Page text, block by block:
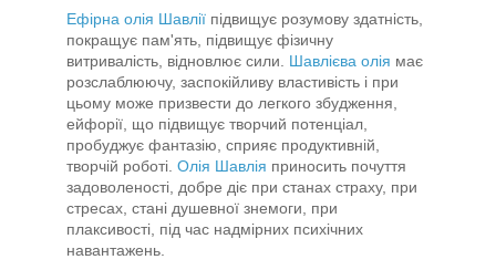
Ефірна олія Шавлії підвищує розумову здатність,
покращує пам'ять, підвищує фізичну
витривалість, відновлює сили. Шавлієва олія має
розслаблюючу, заспокійливу властивість і при
цьому може призвести до легкого збудження,
ейфорії, що підвищує творчий потенціал,
пробуджує фантазію, сприяє продуктивній,
творчій роботі. Олія Шавлія приносить почуття
задоволеності, добре діє при станах страху, при
стресах, стані душевної знемоги, при
плаксивості, під час надмірних психічних
навантажень.